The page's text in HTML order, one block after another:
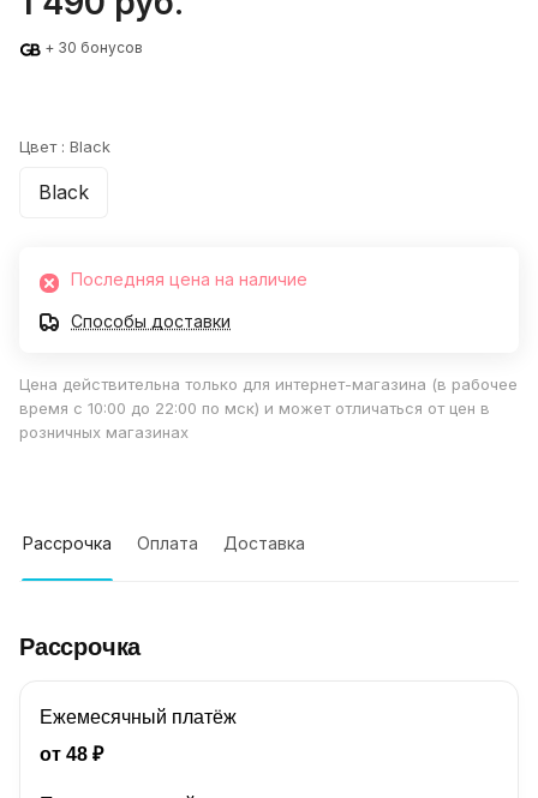
+ 30 бонусов
Цвет : Black
Black
Последняя цена на наличие
Способы доставки
Цена действительна только для интернет-магазина (в рабочее
время с 10:00 до 22:00 по мск) и может отличаться от цен в
розничных магазинах
Рассрочка Оплата Доставка
Рассрочка
Ежемесячный платёж
от 48 ₽